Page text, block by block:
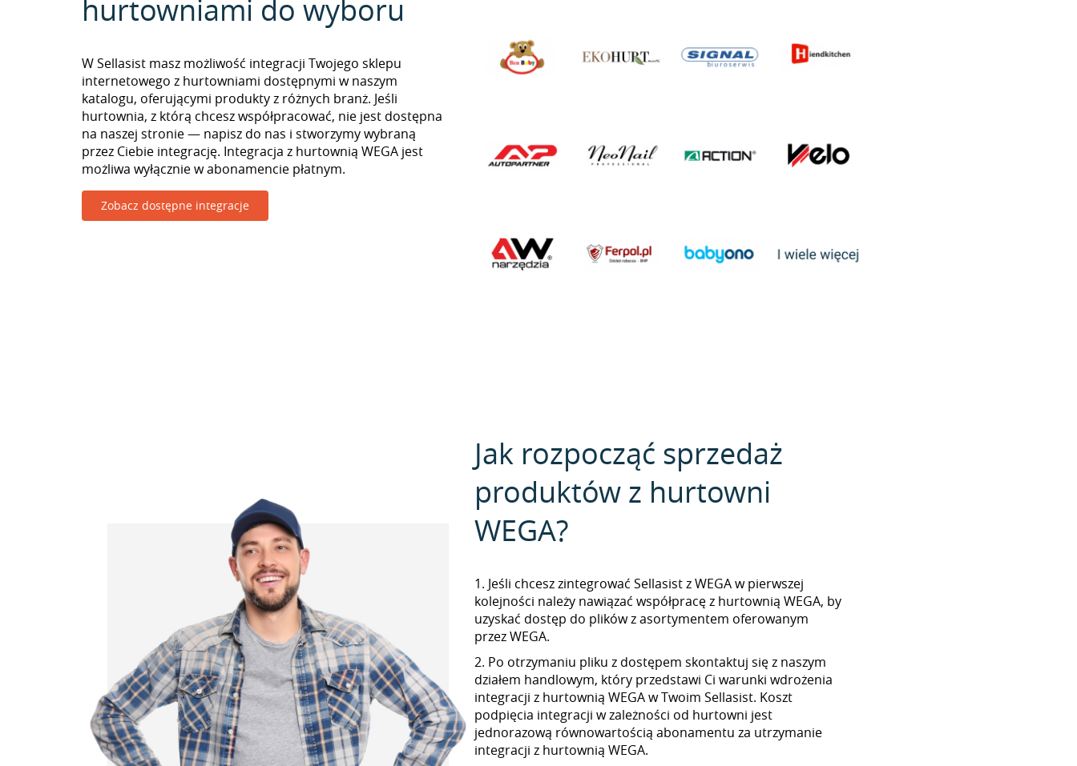
hurtowniami do wyboru
W Sellasist masz możliwość integracji Twojego sklepu
internetowego z hurtowniami dostępnymi w naszym
katalogu, oferującymi produkty z różnych branż. Jeśli
hurtownia, z którą chcesz współpracować, nie jest dostępna
na naszej stronie — napisz do nas i stworzymy wybraną
przez Ciebie integrację. Integracja z hurtownią WEGA jest
możliwa wyłącznie w abonamencie płatnym.
Zobacz dostępne integracje
Jak rozpocząć sprzedaż
produktów z hurtowni
WEGA?
1. Jeśli chcesz zintegrować Sellasist z WEGA w pierwszej
kolejności należy nawiązać współpracę z hurtownią WEGA, by
uzyskać dostęp do plików z asortymentem oferowanym
przez WEGA.
2. Po otrzymaniu pliku z dostępem skontaktuj się z naszym
działem handlowym, który przedstawi Ci warunki wdrożenia
integracji z hurtownią WEGA w Twoim Sellasist. Koszt
podpięcia integracji w zależności od hurtowni jest
jednorazową równowartością abonamentu za utrzymanie
integracji z hurtownią WEGA.